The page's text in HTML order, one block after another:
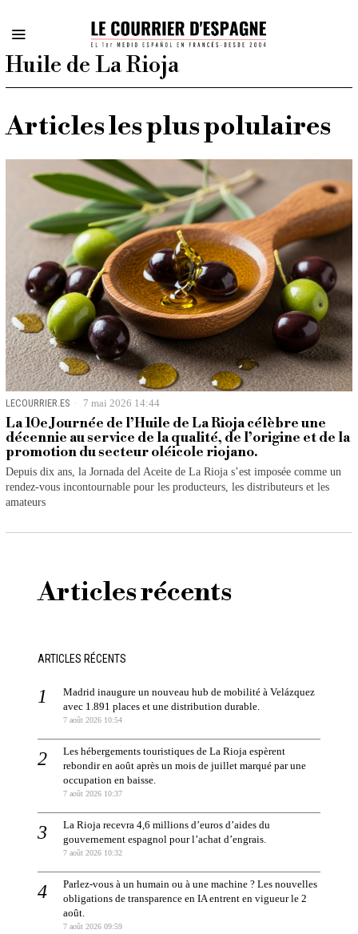
Huile de La Rioja
Articles les plus polulaires
LECOURRIER.ES 7 mai 2026 14:44
La 10e Journée de l’Huile de La Rioja célèbre une
décennie au service de la qualité, de l’origine et de la
promotion du secteur oléicole riojano.
Depuis dix ans, la Jornada del Aceite de La Rioja s’est imposée comme un
rendez-vous incontournable pour les producteurs, les distributeurs et les
amateurs
Articles récents
ARTICLES RÉCENTS
Madrid inaugure un nouveau hub de mobilité à Velázquez
avec 1.891 places et une distribution durable.
7 août 2026 10:54
Les hébergements touristiques de La Rioja espèrent
rebondir en août après un mois de juillet marqué par une
occupation en baisse.
7 août 2026 10:37
La Rioja recevra 4,6 millions d’euros d’aides du
gouvernement espagnol pour l’achat d’engrais.
7 août 2026 10:32
Parlez-vous à un humain ou à une machine ? Les nouvelles
obligations de transparence en IA entrent en vigueur le 2
août.
7 août 2026 09:59